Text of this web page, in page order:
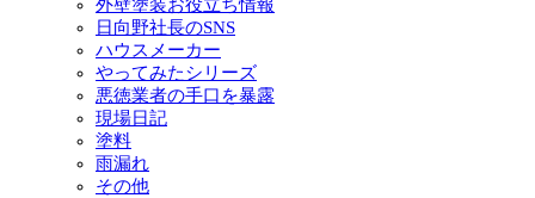
外壁塗装お役立ち情報
日向野社長のSNS
ハウスメーカー
やってみたシリーズ
悪徳業者の手口を暴露
現場日記
塗料
雨漏れ
その他